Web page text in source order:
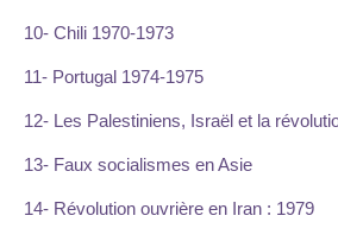
10- Chili 1970-1973
11- Portugal 1974-1975
12- Les Palestiniens, Israël et la
13- Faux socialismes en Asie
14- Révolution ouvrière en Iran : 1979